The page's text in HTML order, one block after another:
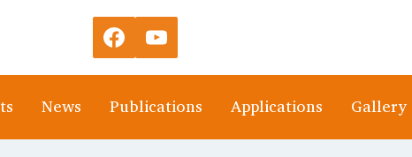
News Publications Applications Gallery